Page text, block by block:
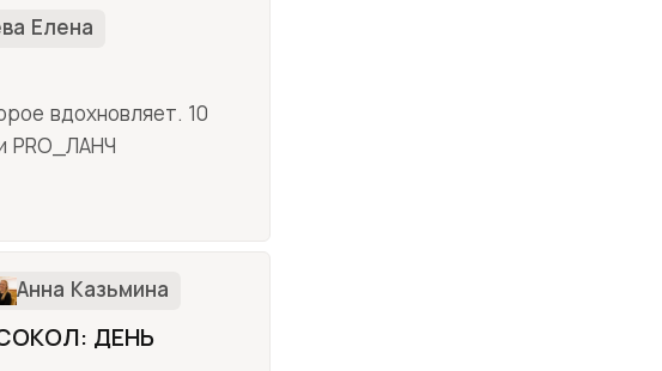
Елена
вдохновляет. 10
PRO_ЛАНЧ
Анна Казьмина
ДЕНЬ